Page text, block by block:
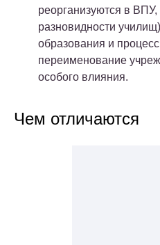
реорганизуются в
разновидности
образования и
переименование
особого влияния.
Чем отличаются